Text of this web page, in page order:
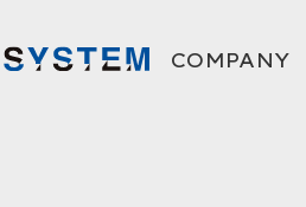
COMPANY